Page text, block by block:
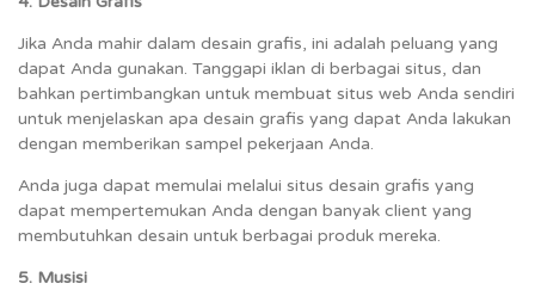
Jika Anda mahir dalam desain grafis, ini adalah peluang yang
dapat Anda gunakan. Tanggapi iklan di berbagai situs, dan
bahkan pertimbangkan untuk membuat situs web Anda sendiri
untuk menjelaskan apa desain grafis yang dapat Anda lakukan
dengan memberikan sampel pekerjaan Anda.
Anda juga dapat memulai melalui situs desain grafis yang
dapat mempertemukan Anda dengan banyak client yang
membutuhkan desain untuk berbagai produk mereka.
5. Musisi